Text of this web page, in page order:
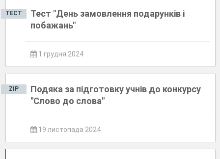
ТЕСТ
Тест "День замовлення подарунків і
побажань"
1 грудня 2024
ZIP
Подяка за підготовку учнів до конкурсу
"Слово до слова"
19 листопада 2024